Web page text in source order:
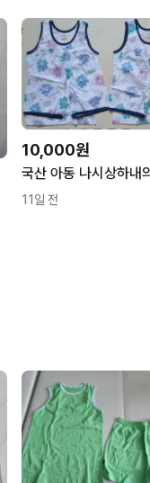
10,000원
11일 전